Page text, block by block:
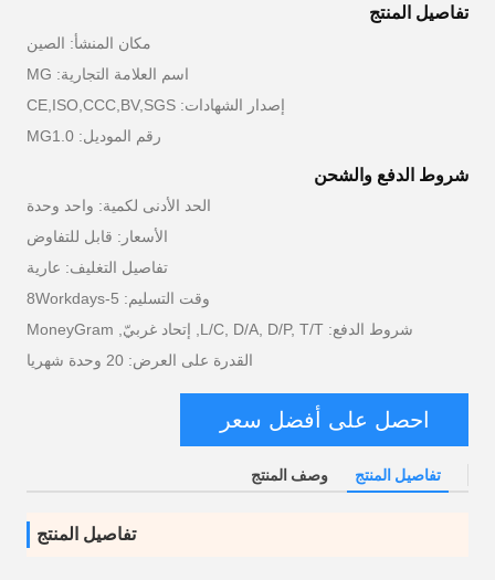
تفاصيل المنتج
مكان المنشأ: الصين
اسم العلامة التجارية: MG
إصدار الشهادات: CE,ISO,CCC,BV,SGS
رقم الموديل: MG1.0
شروط الدفع والشحن
الحد الأدنى لكمية: واحد وحدة
الأسعار: قابل للتفاوض
تفاصيل التغليف: عارية
وقت التسليم: 5-8Workdays
شروط الدفع: L/C, D/A, D/P, T/T, إتحاد غربيّ, MoneyGram
القدرة على العرض: 20 وحدة شهريا
احصل على أفضل سعر
تفاصيل المنتج وصف المنتج
تفاصيل المنتج